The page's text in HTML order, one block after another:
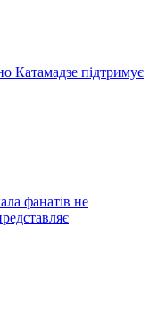
Катамадзе підтримує
фанатів не